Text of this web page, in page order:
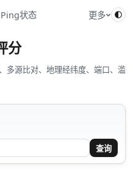
Ping状态 更多
分
多源比对、地理经纬度、端口、滥
查询